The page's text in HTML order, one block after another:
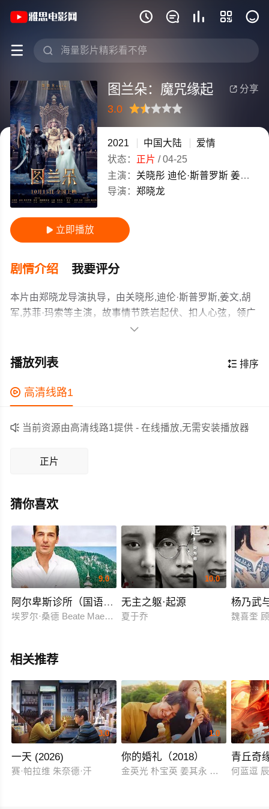
    
 
《图兰朵：魔咒缘起》(2021)中国大陆
 分享
图兰朵：魔咒缘起
3.0
很差较差还行推荐力荐
2021 中国大陆
爱情
状态： 正片 /04-25
主演： 关晓彤 迪伦·斯普罗斯 姜文
导演： 郑晓龙
 立即播放
剧情介绍 我要评分
本片由郑晓龙导演执导，由关晓彤,迪伦·斯普罗斯,姜文,胡
军,苏菲·玛索等主演，故事情节跌岩起伏、扣人心弦，领广
大爱情片爱好者和观众们都期待不已。
失去人性，要娶她必须解答三个谜题，斯普罗斯饰演的平
他不凡的过去。
作为一部 上映的爱情电影，在当期同类题材影片中具有一
定的看点，在演员表现和剧情架构上也都有不错的亮点，
剧情紧凑，角色塑造鲜明，适合喜欢爱情类电影的观众观

 排序
播放列表
 高清线路1
 当前资源由高清线路1提供 - 在线播放,无需安装播放器
正片
猜你喜欢
9.0
阿尔卑斯诊所（国语版）
埃罗尔·桑德 Beate Maes Saskia Valenda
10.0
无主之躯·起源
夏于乔
杨乃武
魏喜奎
相关推荐
3.0
一天 (2026)
赛·帕拉维 朱奈德·汗
1.0
你的婚礼（2018）
金英光 朴宝英 姜其永 高圭弼 张成范
青丘奇
何蓝逗